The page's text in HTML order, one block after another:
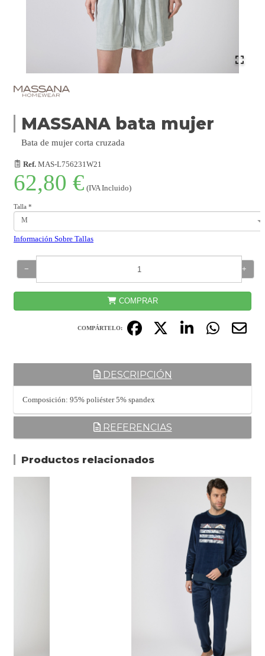
MASSANA bata mujer
Bata de mujer corta cruzada
Ref. MAS-L756231W21
62,80 € (IVA Incluido)
Talla *
M
Información Sobre Tallas
− +
COMPRAR
COMPÁRTELO:
DESCRIPCIÓN
Composición: 95% poliéster 5% spandex
REFERENCIAS
Productos relacionados